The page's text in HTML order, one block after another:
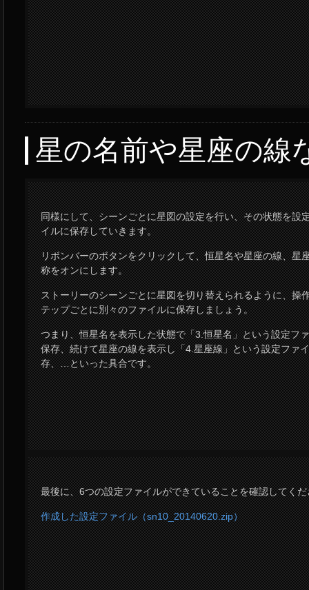
星の名前や星座の線
同様にして、シーンごとに星図の設定を行い、その状態を設
イルに保存していきます。
リボンバーのボタンをクリックして、恒星名や星座の線、星
称をオンにします。
ストーリーのシーンごとに星図を切り替えられるように、操
テップごとに別々のファイルに保存しましょう。
つまり、恒星名を表示した状態で「3.恒星名」という設定フ
保存、続けて星座の線を表示し「4.星座線」という設定ファ
存、…といった具合です。
最後に、6つの設定ファイルができていることを確認してく
作成した設定ファイル（sn10_20140620.zip）